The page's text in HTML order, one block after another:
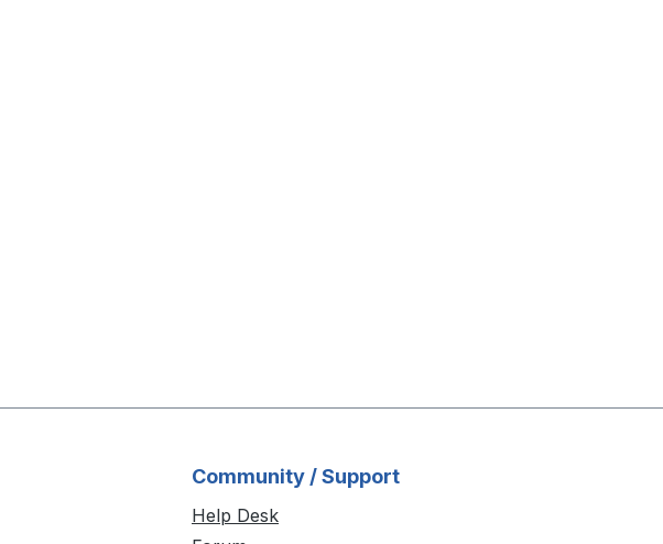
Community / Support
Help Desk